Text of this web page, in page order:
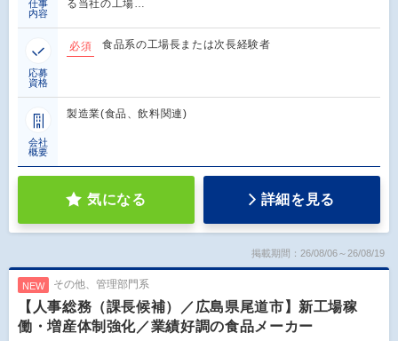
仕事
内容
る当社の工場…
応募
資格
必須 食品系の工場長または次長経験者
会社
概要
製造業(食品、飲料関連)
気になる 詳細を見る
掲載期間：26/08/06～26/08/19
NEW その他、管理部門系
【人事総務（課長候補）／広島県尾道市】新工場稼
働・増産体制強化／業績好調の食品メーカー